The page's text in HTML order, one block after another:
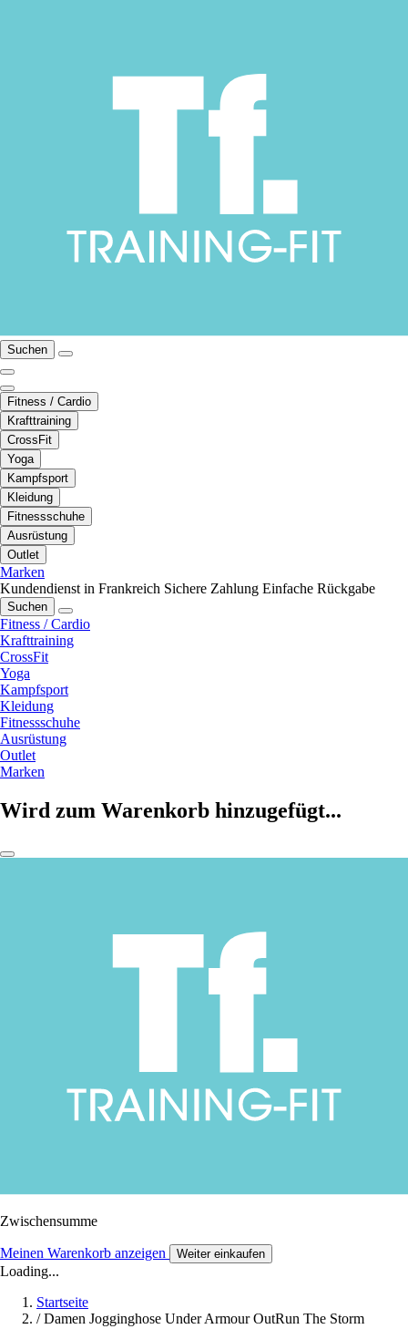
Suchen
Fitness / Cardio
Krafttraining
CrossFit
Yoga
Kampfsport
Kleidung
Fitnessschuhe
Ausrüstung
Outlet
Marken
Kundendienst in Frankreich Sichere Zahlung Einfache Rückgabe
Suchen
Fitness / Cardio
Krafttraining
CrossFit
Yoga
Kampfsport
Kleidung
Fitnessschuhe
Ausrüstung
Outlet
Marken
Wird zum Warenkorb hinzugefügt...
Zwischensumme
Meinen Warenkorb anzeigen Weiter einkaufen
Loading...
Startseite
/ Damen Jogginghose Under Armour OutRun The Storm